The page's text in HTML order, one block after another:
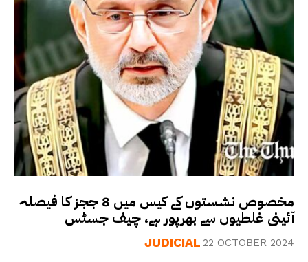
مخصوص نشستوں کے کیس میں 8 ججز کا فیصلہ
آئینی غلطیوں سے بھرپور ہے، چیف جسٹس
JUDICIAL 22 OCTOBER 2024